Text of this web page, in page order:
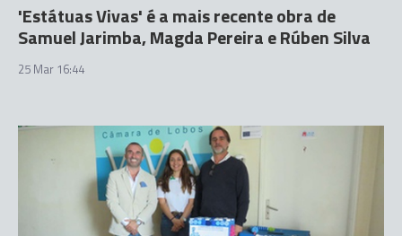
'Estátuas Vivas' é a mais recente obra de
Samuel Jarimba, Magda Pereira e Rúben Silva
25 Mar 16:44